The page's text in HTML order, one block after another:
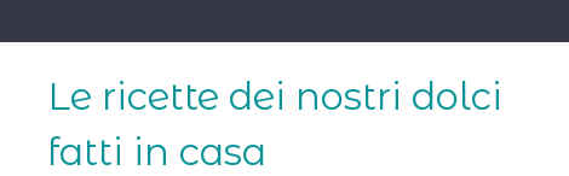
to
Le ricette dei nostri dolci
fatti in casa